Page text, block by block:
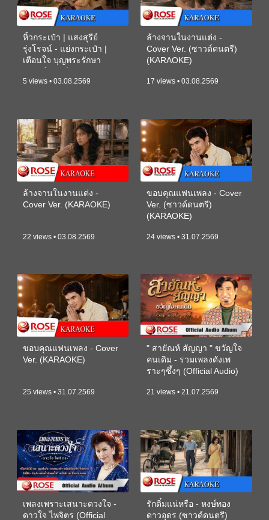
หิ้วกระเป๋า | แสงสุรีย์
รุ่งโรจน์ - แย่งกระเป๋า |
เตือนใจ บุญพระรักษา
5 views • 03.08.2569
ล้างจานในงานแต่ง -
Cover Ver. (ซาวด์ดนตรี)
(KARAOKE)
17 views • 03.08.2569
ล้างจานในงานแต่ง -
Cover Ver. (KARAOKE)
22 views • 03.08.2569
ขอบคุณแฟนเพลง - Cover
Ver. (ซาวด์ดนตรี)
(KARAOKE)
24 views • 31.07.2569
ขอบคุณแฟนเพลง - Cover
Ver. (KARAOKE)
25 views • 31.07.2569
" สายัณห์ สัญญา " ขวัญใจ
คนเดิม - รวมเพลงดังเพ
ราะๆซึ้งๆ (Official Audio)
21 views • 21.07.2569
เพลงเพราะเสนาะดวงใจ -
ดาวใจ ไพจิตร (Official
รักติ๋มแน่หรือ - หงษ์ทอง
ดาวอุดร (ซาวด์ดนตรี)